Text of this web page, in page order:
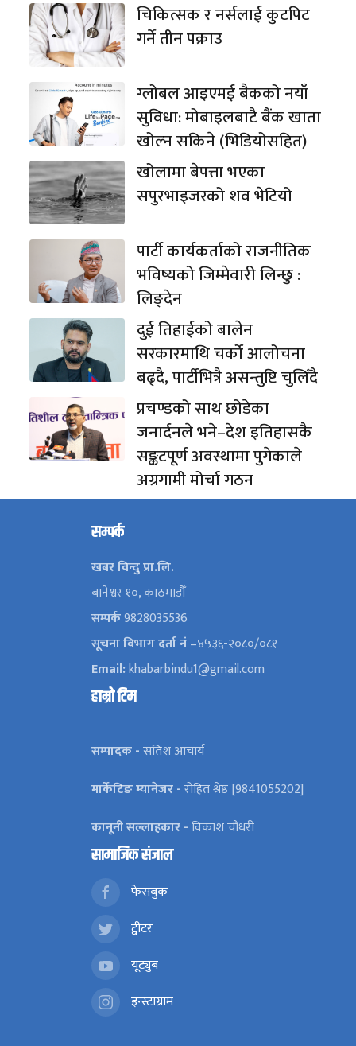
चिकित्सक र नर्सलाई कुटपिट
गर्ने तीन पक्राउ
ग्लोबल आइएमई बैकको नयाँ
सुविधा: मोबाइलबाटै बैंक खाता
खोल्न सकिने (भिडियोसहित)
खोलामा बेपत्ता भएका
सपुरभाइजरको शव भेटियो
पार्टी कार्यकर्ताको राजनीतिक
भविष्यको जिम्मेवारी लिन्छु :
लिङ्देन
दुई तिहाईको बालेन
सरकारमाथि चर्को आलोचना
बढ्दै, पार्टीभित्रै असन्तुष्टि चुलिँदै
प्रचण्डको साथ छोडेका
जनार्दनले भने–देश इतिहासकै
सङ्कटपूर्ण अवस्थामा पुगेकाले
अग्रगामी मोर्चा गठन
सम्पर्क
खबर विन्दु प्रा.लि.
बानेश्वर १०, काठमाडौँ
सम्पर्क9828035536
सूचना विभाग दर्ता नं–४५३६-२०८०/०८१
Email:khabarbindu1@gmail.com
हाम्रो टिम
सम्पादक -सतिश आचार्य
मार्केटिङ म्यानेजर -रोहित श्रेष्ठ [9841055202]
कानूनी सल्लाहकार -विकाश चौधरी
सामाजिक संजाल
फेसबुक
ट्वीटर
यूट्युब
इन्स्टाग्राम